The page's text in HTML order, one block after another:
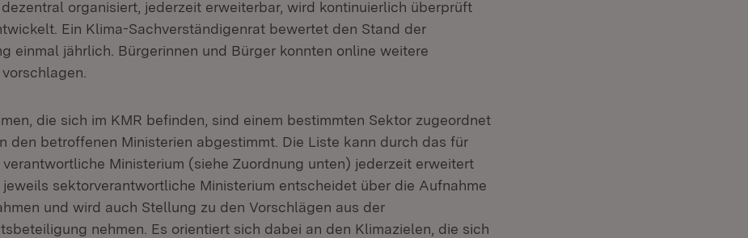
organisiert, jederzeit erweiterbar, wird kontinuierlich überprüft
Ein Klima-Sachverständigenrat bewertet den Stand der
einmal jährlich. Bürgerinnen und Bürger konnten online weitere
die sich im KMR befinden, sind einem bestimmten Sektor zugeordnet
den betroffenen Ministerien abgestimmt. Die Liste kann durch das für
verantwortliche Ministerium (siehe Zuordnung unten) jederzeit erweitert
sektorverantwortliche Ministerium entscheidet über die Aufnahme
und wird auch Stellung zu den Vorschlägen aus der
nehmen. Es orientiert sich dabei an den Klimazielen, die sich